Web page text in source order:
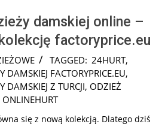
damskiej online –
factoryprice.eu
TAGGED: 24HURT,
FACTORYPRICE.EU,
DAMSKIEJ Z TURCJI, ODZIEŻ
ONLINEHURT
się z nową kolekcją. Dlatego dziś